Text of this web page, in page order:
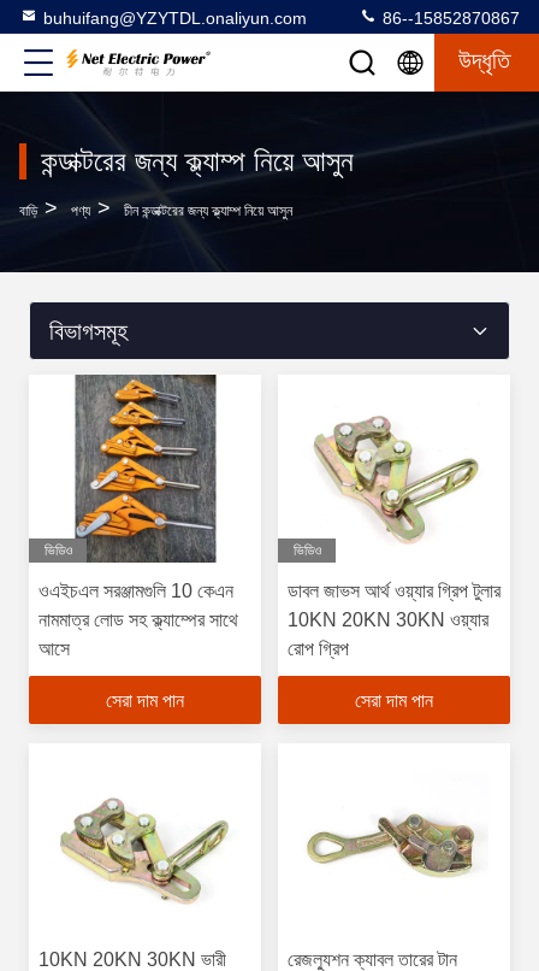
buhuifang@YZYTDL.onaliyun.com 86--15852870867
উদ্ধৃতি
কন্ডাক্টরের জন্য ক্ল্যাম্প নিয়ে আসুন
বাড়ি > পণ্য > চীন কন্ডাক্টরের জন্য ক্ল্যাম্প নিয়ে আসুন
বিভাগসমূহ
ভিডিও
ওএইচএল সরঞ্জামগুলি 10 কেএন
নামমাত্র লোড সহ ক্ল্যাম্পের সাথে
আসে
সেরা দাম পান
ভিডিও
ডাবল জাভস আর্থ ওয়্যার গ্রিপ টুলার
10KN 20KN 30KN ওয়্যার
রোপ গ্রিপ
সেরা দাম পান
10KN 20KN 30KN ভারী
রেজল্যুশন ক্যাবল তারের টান